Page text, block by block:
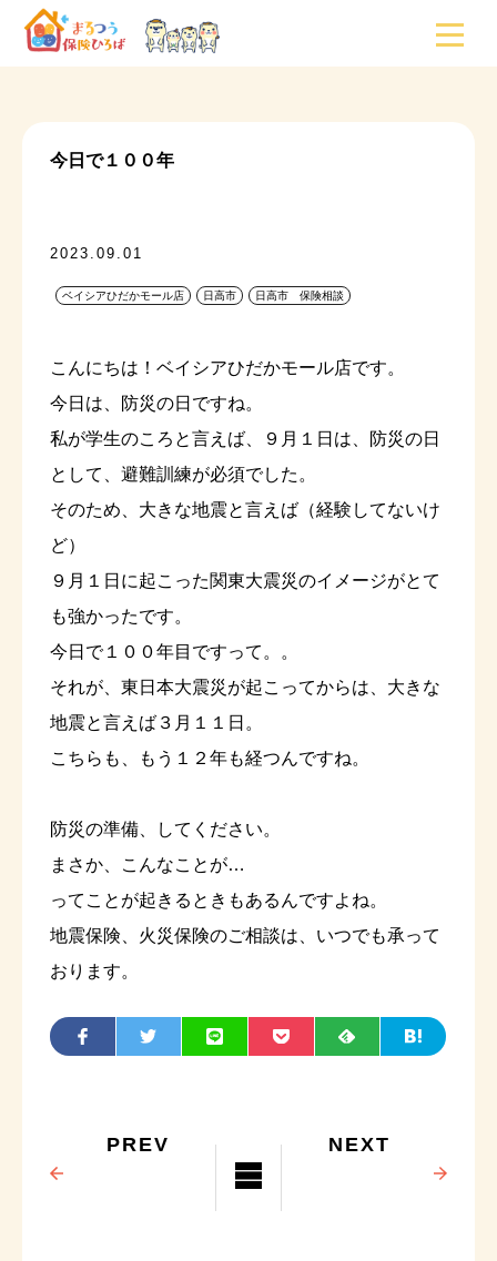
今日で１００年
2023.09.01
ベイシアひだかモール店 日高市 日高市 保険相談
こんにちは！ベイシアひだかモール店です。
今日は、防災の日ですね。
私が学生のころと言えば、９月１日は、防災の日
として、避難訓練が必須でした。
そのため、大きな地震と言えば（経験してないけ
ど）
９月１日に起こった関東大震災のイメージがとて
も強かったです。
今日で１００年目ですって。。
それが、東日本大震災が起こってからは、大きな
地震と言えば３月１１日。
こちらも、もう１２年も経つんですね。
防災の準備、してください。
まさか、こんなことが…
ってことが起きるときもあるんですよね。
地震保険、火災保険のご相談は、いつでも承って
おります。
PREV NEXT